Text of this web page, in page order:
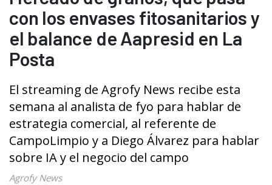
con los envases fitosanitarios y
el balance de Aapresid en La
Posta
El streaming de Agrofy News recibe esta
semana al analista de fyo para hablar de
estrategia comercial, al referente de
CampoLimpio y a Diego Álvarez para hablar
sobre IA y el negocio del campo
Agrofy News